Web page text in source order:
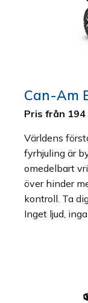
Can-Am
Pris från 194
Världens
fyrhjuling är
omedelbart
över hinder
kontroll. Ta
Inget ljud,